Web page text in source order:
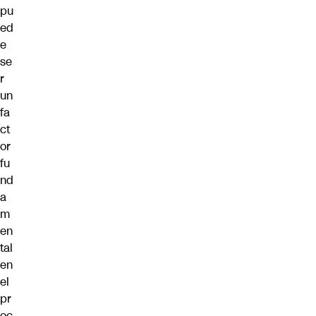
pu
ed
e
se
r
un
fa
ct
or
fu
nd
a
m
en
tal
en
el
pr